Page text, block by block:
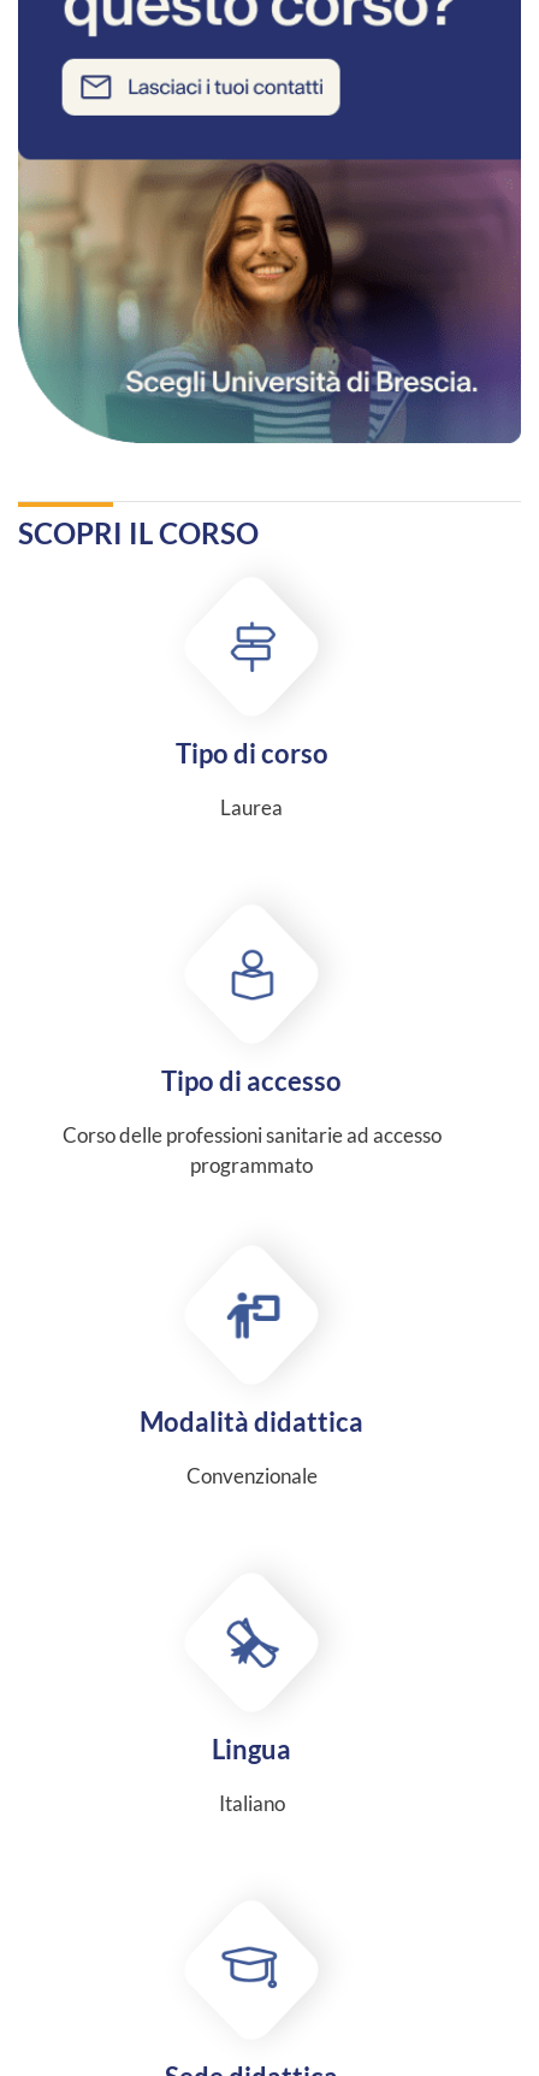
SCOPRI IL CORSO
Tipo di corso
Laurea
Tipo di accesso
Corso delle professioni sanitarie ad accesso
programmato
Modalità didattica
Convenzionale
Lingua
Italiano